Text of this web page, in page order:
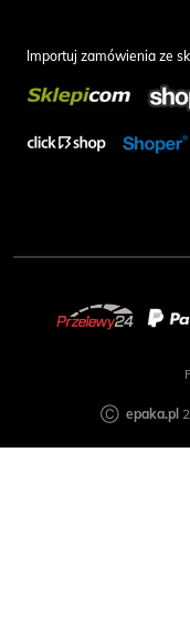
Importuj zamówienia ze
Ⓒ epaka.pl